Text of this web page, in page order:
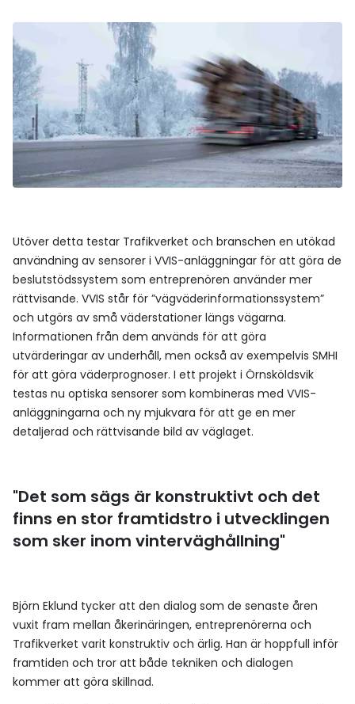
Utöver detta testar Trafikverket och branschen en utökad
användning av sensorer i VVIS-anläggningar för att göra de
beslutstödssystem som entreprenören använder mer
rättvisande. VVIS står för ”vägväderinformationssystem”
och utgörs av små väderstationer längs vägarna.
Informationen från dem används för att göra
utvärderingar av underhåll, men också av exempelvis SMHI
för att göra väderprognoser. I ett projekt i Örnsköldsvik
testas nu optiska sensorer som kombineras med VVIS-
anläggningarna och ny mjukvara för att ge en mer
detaljerad och rättvisande bild av väglaget.
"Det som sägs är konstruktivt och det
finns en stor framtidstro i utvecklingen
som sker inom vinterväghållning"
Björn Eklund tycker att den dialog som de senaste åren
vuxit fram mellan åkerinäringen, entreprenörerna och
Trafikverket varit konstruktiv och ärlig. Han är hoppfull inför
framtiden och tror att både tekniken och dialogen
kommer att göra skillnad.